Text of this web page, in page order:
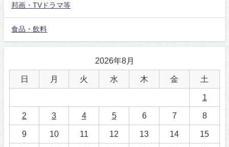
邦画・TVドラマ等
食品・飲料
2026年8月
日 月 火 水 木 金 土
1
2 3 4 5 6 7 8
9 10 11 12 13 14 15